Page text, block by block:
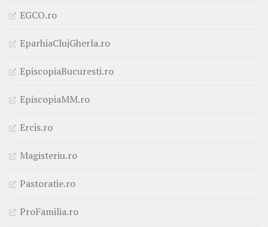
EGCO.ro
EparhiaClujGherla.ro
EpiscopiaBucuresti.ro
EpiscopiaMM.ro
Ercis.ro
Magisteriu.ro
Pastoratie.ro
ProFamilia.ro